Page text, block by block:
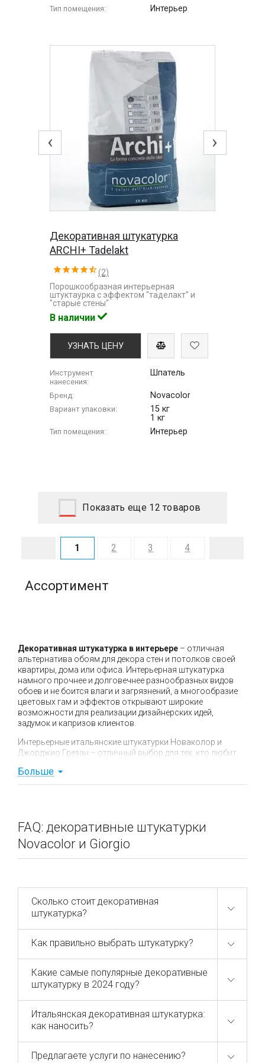
Тип помещения: Интерьер
‹ ›
Декоративная штукатурка
ARCHI+ Tadelakt
(2)
Порошкообразная интерьерная
штуктаурка с эффектом "таделакт" и
"старые стены"
В наличии
УЗНАТЬ ЦЕНУ
Инструмент
нанесения:
Шпатель
Бренд: Novacolor
Вариант упаковки:
15 кг
1 кг
Тип помещения: Интерьер
Показать еще 12 товаров
1 2 3 4
Ассортимент
Декоративная штукатурка в интерьере – отличная
альтернатива обоям для декора стен и потолков своей
квартиры, дома или офиса. Интерьерная штукатурка
намного прочнее и долговечнее разнообразных видов
обоев и не боится влаги и загрязнений, а многообразие
цветовых гам и эффектов открывают широкие
возможности для реализации дизайнерских идей,
задумок и капризов клиентов.
Интерьерные итальянские штукатурки Новаколор и
Джорджио Грезан – отличный выбор для тех, кто любит
широко известна во всем мире и применяется на
объектах, где повышенные требования к материалам и
отели Jumeirah (ОАЭ) и Starwood;
НСК «Олимпийский»;
Театр русской драмы им. Леси Украинки;
Федерация Футбола Украины;
Bank Hotel Львов;
дизайнерские квартиры, коттеджи,
апартаменты и пр.
Эффекты интерьерных штукатурок:
со своими особенностями нанесения и применения.
Больше
FAQ: декоративные штукатурки
Novacolor и Giorgio
Сколько стоит декоративная
штукатурка?
Как правильно выбрать штукатурку?
Какие самые популярные декоративные
штукатурку в 2024 году?
Итальянская декоративная штукатурка:
как наносить?
Предлагаете услуги по нанесению?